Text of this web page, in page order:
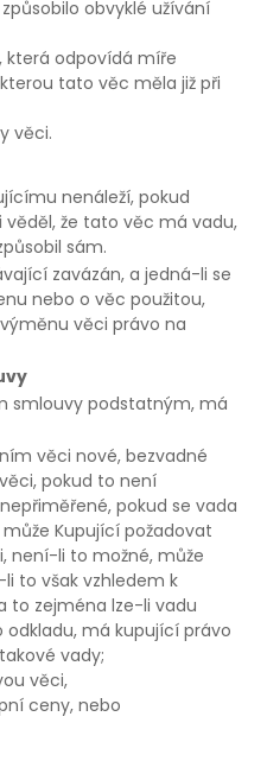
obvyklé užívání
která odpovídá míře
tato věc měla již při
věci.
nenáleží, pokud
že tato věc má vadu,
sám.
zavázán, a jedná-li se
nebo o věc použitou,
věci právo na
smlouvy podstatným, má
věci nové, bezvadné
pokud to není
pokud se vada
Kupující požadovat
není-li to možné, může
to však vzhledem k
to zejména lze-li vadu
má kupující právo
vady;
věci,
ceny, nebo